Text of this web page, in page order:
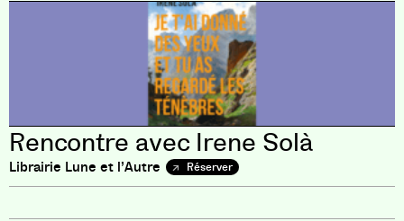
Rencontre avec Irene Solà
Librairie Lune et l’Autre Réserver